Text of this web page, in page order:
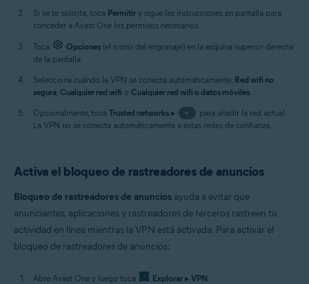
Si se te solicita, toca Permitir y sigue las instrucciones en pantalla para
conceder a Avast One los permisos necesarios.
Toca Opciones (el icono del engranaje) en la esquina superior derecha
de la pantalla.
Selecciona cuándo la VPN se conecta automáticamente: Red wifi no
segura, Cualquier red wifi o Cualquier red wifi o datos móviles.
Opcionalmente, toca Trusted networks ▸ +
para añadir la red actual.
La VPN no se conecta automáticamente a estas redes de confianza.
Activa el bloqueo de rastreadores de anuncios
Bloqueo de rastreadores de anuncios ayuda a evitar que
anunciantes, aplicaciones y rastreadores de terceros rastreen tu
actividad en línea mientras la VPN está activada. Para activar el
bloqueo de rastreadores de anuncios:
Abre Avast One y luego toca Explorar ▸ VPN.